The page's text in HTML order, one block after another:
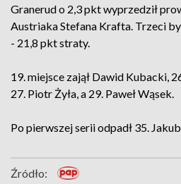
Granerud o 2,3 pkt wyprzedził
Austriaka Stefana Krafta. Trzeci
- 21,8 pkt straty.
19. miejsce zajął Dawid Kubacki,
27. Piotr Żyła, a 29. Paweł Wąsek.
Po pierwszej serii odpadł 35.
Źródło: